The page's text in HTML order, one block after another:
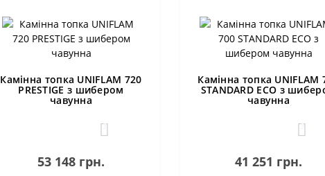
Камінна топка UNIFLAM 720
PRESTIGE з шибером
чавунна
3
53 148 грн.
Камінна топка UNIFLAM
STANDARD ECO з
чавунна
3
41 251 грн.